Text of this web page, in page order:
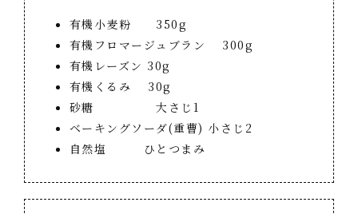
有機小麦粉 350g
有機フロマージュブラン 300g
有機レーズン 30g
有機くるみ 30g
砂糖 大さじ1
ベーキングソーダ(重曹) 小さじ2
自然塩 ひとつまみ